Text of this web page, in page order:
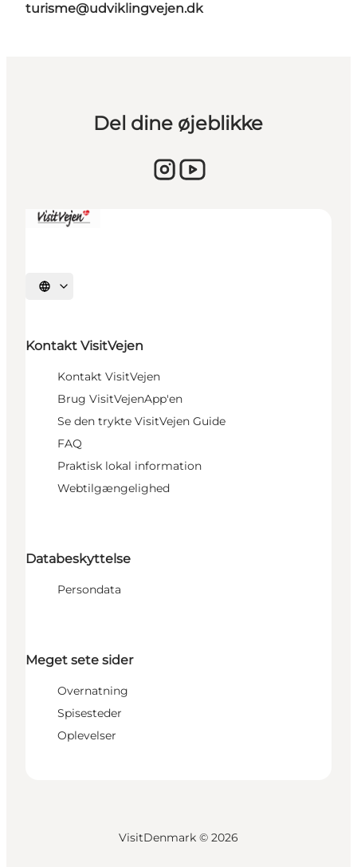
turisme@udviklingvejen.dk
Del dine øjeblikke
Vælg sprog
Kontakt VisitVejen
Kontakt VisitVejen
Brug VisitVejenApp'en
Se den trykte VisitVejen Guide
FAQ
Praktisk lokal information
Webtilgængelighed
Databeskyttelse
Persondata
Meget sete sider
Overnatning
Spisesteder
Oplevelser
VisitDenmark © 2026